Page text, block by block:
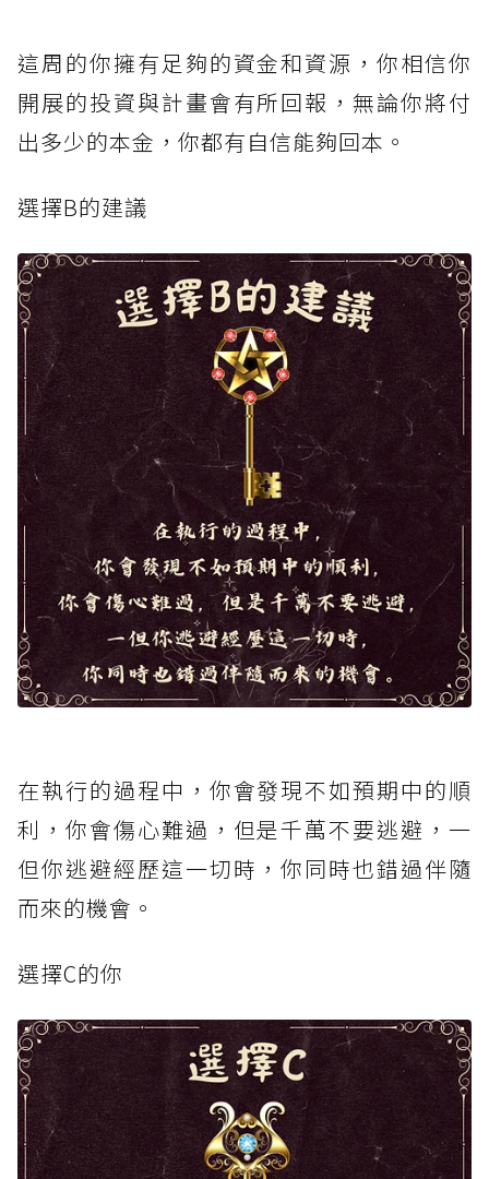
這周的你擁有足夠的資金和資源，你相信你
開展的投資與計畫會有所回報，無論你將付
出多少的本金，你都有自信能夠回本。
選擇B的建議
在執行的過程中，你會發現不如預期中的順
利，你會傷心難過，但是千萬不要逃避，一
但你逃避經歷這一切時，你同時也錯過伴隨
而來的機會。
選擇C的你